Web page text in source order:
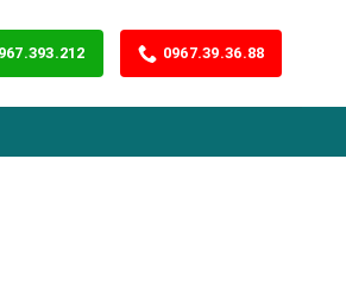
0967.39.36.88